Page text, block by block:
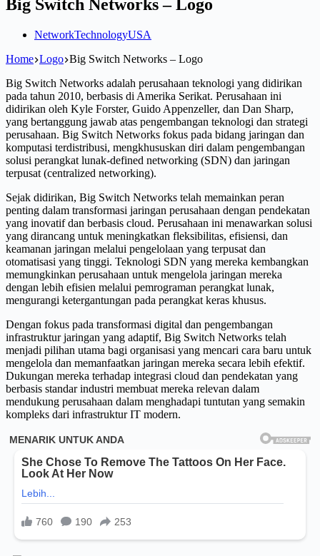
Big Switch Networks – Logo
NetworkTechnologyUSA
Home Logo Big Switch Networks – Logo
Big Switch Networks adalah perusahaan teknologi yang didirikan
pada tahun 2010, berbasis di Amerika Serikat. Perusahaan ini
didirikan oleh Kyle Forster, Guido Appenzeller, dan Dan Sharp,
yang bertanggung jawab atas pengembangan teknologi dan strategi
perusahaan. Big Switch Networks fokus pada bidang jaringan dan
komputasi terdistribusi, mengkhususkan diri dalam pengembangan
solusi perangkat lunak-defined networking (SDN) dan jaringan
terpusat (centralized networking).
Sejak didirikan, Big Switch Networks telah memainkan peran
penting dalam transformasi jaringan perusahaan dengan pendekatan
yang inovatif dan berbasis cloud. Perusahaan ini menawarkan solusi
yang dirancang untuk meningkatkan fleksibilitas, efisiensi, dan
keamanan jaringan melalui pengelolaan yang terpusat dan
otomatisasi yang tinggi. Teknologi SDN yang mereka kembangkan
memungkinkan perusahaan untuk mengelola jaringan mereka
dengan lebih efisien melalui pemrograman perangkat lunak,
mengurangi ketergantungan pada perangkat keras khusus.
Dengan fokus pada transformasi digital dan pengembangan
infrastruktur jaringan yang adaptif, Big Switch Networks telah
menjadi pilihan utama bagi organisasi yang mencari cara baru untuk
mengelola dan memanfaatkan jaringan mereka secara lebih efektif.
Dukungan mereka terhadap integrasi cloud dan pendekatan yang
berbasis standar industri membuat mereka relevan dalam
mendukung perusahaan dalam menghadapi tuntutan yang semakin
kompleks dari infrastruktur IT modern.